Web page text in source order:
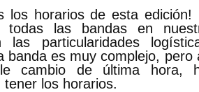
los horarios de esta edición!
todas las bandas en
las particularidades
banda es muy complejo, pero
cambio de última hora,
los horarios.